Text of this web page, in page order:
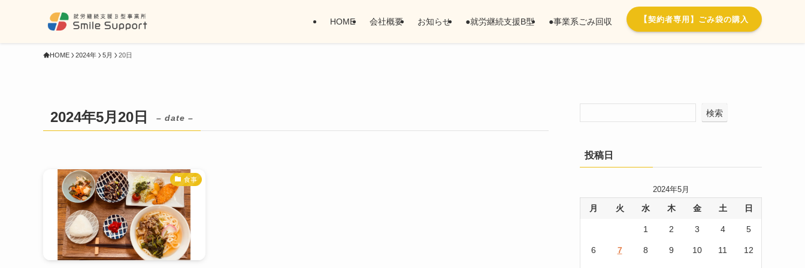
HOME 会社概要 お知らせ ●就労継続支援B型 ●事業系ごみ回収 【契約者専用】ごみ袋の購入
HOME 2024年 5月 20日
2024年5月20日 – date –
食事
検索
投稿日
2024年5月
月 火 水 木 金 土 日
1 2 3 4 5
6 7 8 9 10 11 12